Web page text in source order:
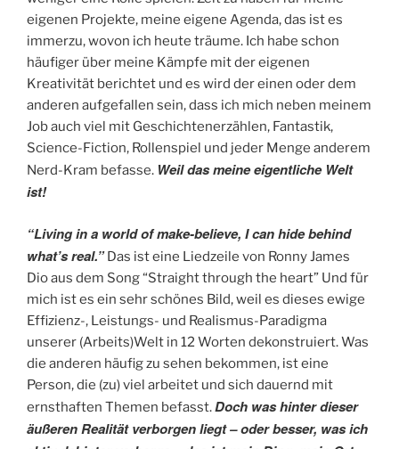
eigenen Projekte, meine eigene Agenda, das ist es
immerzu, wovon ich heute träume. Ich habe schon
häufiger über meine Kämpfe mit der eigenen
Kreativität berichtet und es wird der einen oder dem
anderen aufgefallen sein, dass ich mich neben meinem
Job auch viel mit Geschichtenerzählen, Fantastik,
Science-Fiction, Rollenspiel und jeder Menge anderem
Nerd-Kram befasse. Weil das meine eigentliche Welt
ist!
“Living in a world of make-believe, I can hide behind
what’s real.”Das ist eine Liedzeile von Ronny James
Dio aus dem Song “Straight through the heart” Und für
mich ist es ein sehr schönes Bild, weil es dieses ewige
Effizienz-, Leistungs- und Realismus-Paradigma
unserer (Arbeits)Welt in 12 Worten dekonstruiert. Was
die anderen häufig zu sehen bekommen, ist eine
Person, die (zu) viel arbeitet und sich dauernd mit
ernsthaften Themen befasst.Doch was hinter dieser
äußeren Realität verborgen liegt – oder besser, was ich